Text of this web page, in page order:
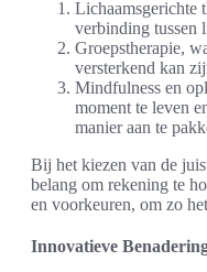
Lichaamsgerichte
verbinding tussen
Groepstherapie,
versterkend kan
Mindfulness en
moment te leven
manier aan te
Bij het kiezen van de
belang om rekening te
en voorkeuren, om zo
Innovatieve